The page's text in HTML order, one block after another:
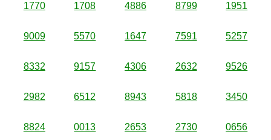
1770 1708 4886 8799 1951
9009 5570 1647 7591 5257
8332 9157 4306 2632 9526
2982 6512 8943 5818 3450
8824 0013 2653 2730 0656